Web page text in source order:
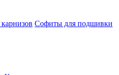
Софиты для подшивки